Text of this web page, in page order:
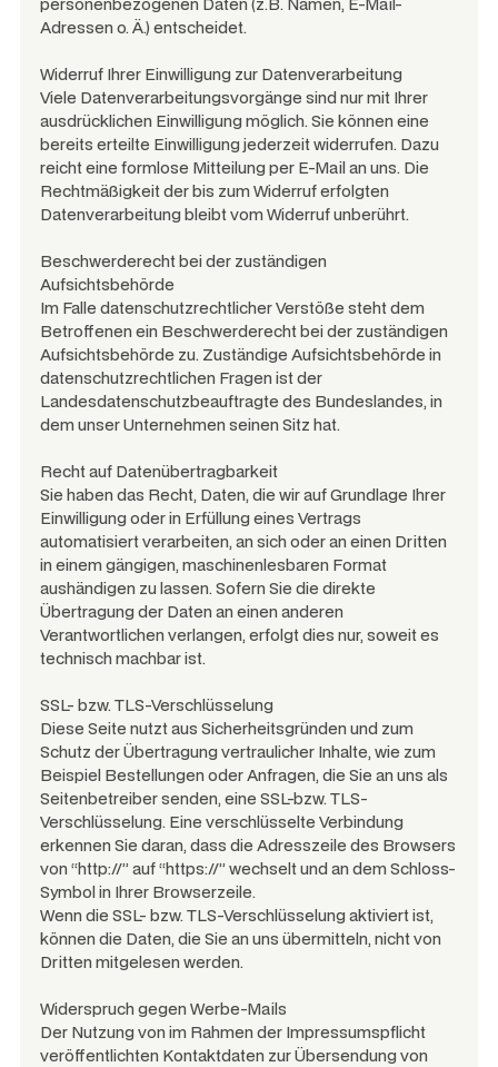
Adressen o. Ä.) entscheidet.
Widerruf Ihrer Einwilligung zur Datenverarbeitung
Viele Datenverarbeitungsvorgänge sind nur mit Ihrer
ausdrücklichen Einwilligung möglich. Sie können eine
bereits erteilte Einwilligung jederzeit widerrufen. Dazu
reicht eine formlose Mitteilung per E-Mail an uns. Die
Rechtmäßigkeit der bis zum Widerruf erfolgten
Datenverarbeitung bleibt vom Widerruf unberührt.
Beschwerderecht bei der zuständigen
Aufsichtsbehörde
Im Falle datenschutzrechtlicher Verstöße steht dem
Betroffenen ein Beschwerderecht bei der zuständigen
Aufsichtsbehörde zu. Zuständige Aufsichtsbehörde in
datenschutzrechtlichen Fragen ist der
Landesdatenschutzbeauftragte des Bundeslandes, in
dem unser Unternehmen seinen Sitz hat.
Recht auf Datenübertragbarkeit
Sie haben das Recht, Daten, die wir auf Grundlage Ihrer
Einwilligung oder in Erfüllung eines Vertrags
automatisiert verarbeiten, an sich oder an einen Dritten
in einem gängigen, maschinenlesbaren Format
aushändigen zu lassen. Sofern Sie die direkte
Übertragung der Daten an einen anderen
Verantwortlichen verlangen, erfolgt dies nur, soweit es
technisch machbar ist.
SSL- bzw. TLS-Verschlüsselung
Diese Seite nutzt aus Sicherheitsgründen und zum
Schutz der Übertragung vertraulicher Inhalte, wie zum
Beispiel Bestellungen oder Anfragen, die Sie an uns als
Seitenbetreiber senden, eine SSL-bzw. TLS-
Verschlüsselung. Eine verschlüsselte Verbindung
erkennen Sie daran, dass die Adresszeile des Browsers
von “http://” auf “https://” wechselt und an dem Schloss-
Symbol in Ihrer Browserzeile.
Wenn die SSL- bzw. TLS-Verschlüsselung aktiviert ist,
können die Daten, die Sie an uns übermitteln, nicht von
Dritten mitgelesen werden.
Widerspruch gegen Werbe-Mails
Der Nutzung von im Rahmen der Impressumspflicht
veröffentlichten Kontaktdaten zur Übersendung von